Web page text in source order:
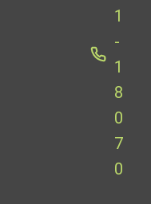
1
-
1
8
0
7
0